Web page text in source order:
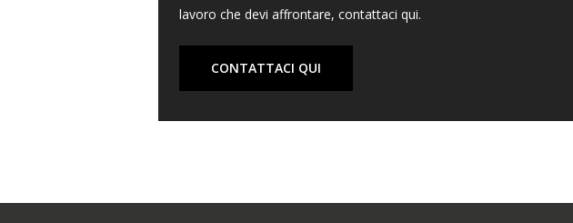
lavoro che devi affrontare, contattaci qui.
CONTATTACI QUI